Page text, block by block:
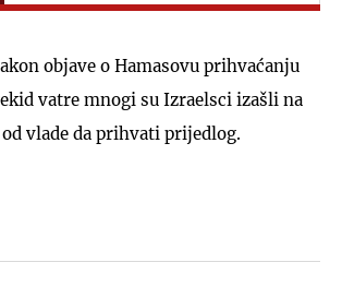
objave o Hamasovu prihvaćanju
vatre mnogi su Izraelsci izašli na
vlade da prihvati prijedlog.